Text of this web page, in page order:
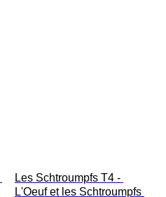
Les Schtroumpfs T4 -
L'Oeuf et les Schtroumpfs